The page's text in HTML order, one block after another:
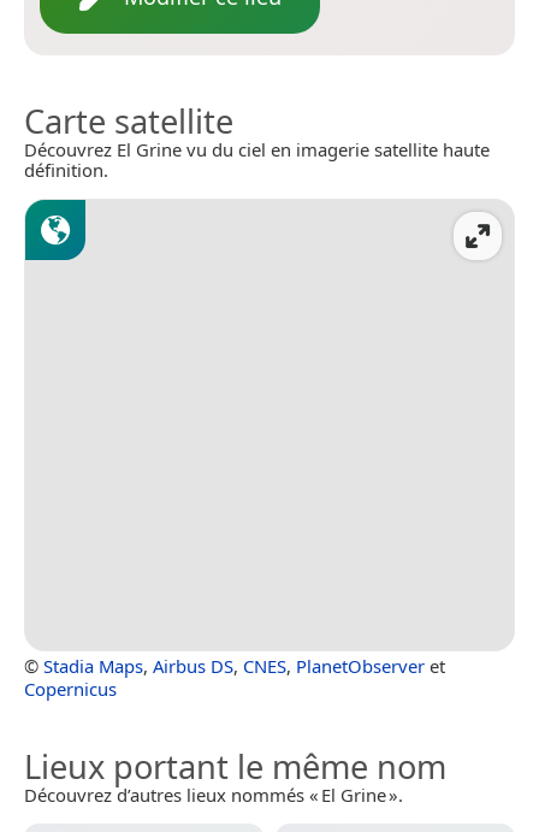
Carte satellite
Découvrez El Grine vu du ciel en imagerie satellite haute
définition.
© Stadia Maps, Airbus DS, CNES, PlanetObserver et
Copernicus
Lieux portant le même nom
Découvrez d’autres lieux nommés « El Grine ».